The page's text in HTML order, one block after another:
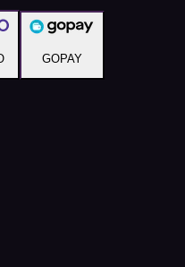
GOPAY